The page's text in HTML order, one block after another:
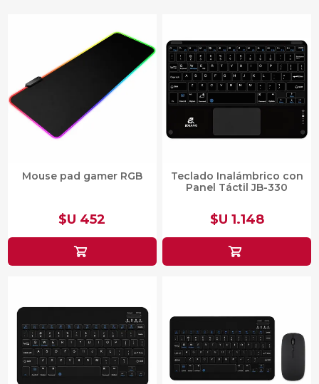
Mouse pad gamer RGB
$U 452
Teclado Inalámbrico con
Panel Táctil JB-330
$U 1.148